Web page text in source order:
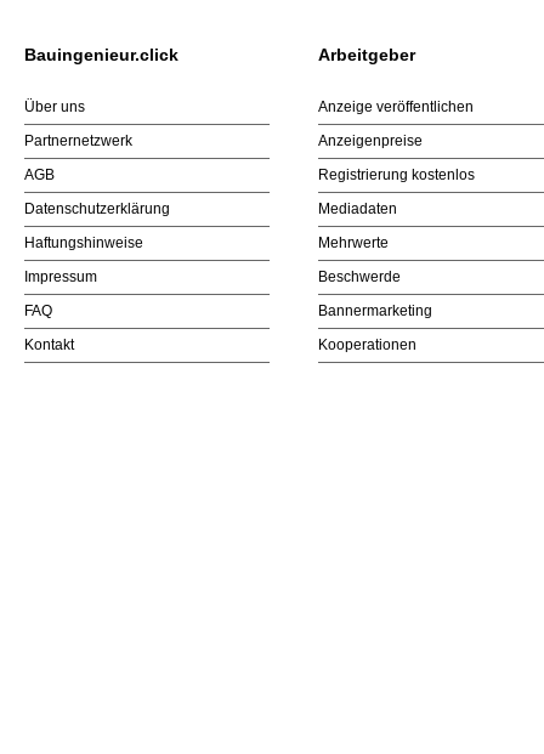
Bauingenieur.click Arbeitgeber
Über uns
Partnernetzwerk
AGB
Datenschutzerklärung
Haftungshinweise
Impressum
FAQ
Kontakt
Anzeige veröffentlichen
Anzeigenpreise
Registrierung kostenlos
Mediadaten
Mehrwerte
Beschwerde
Bannermarketing
Kooperationen